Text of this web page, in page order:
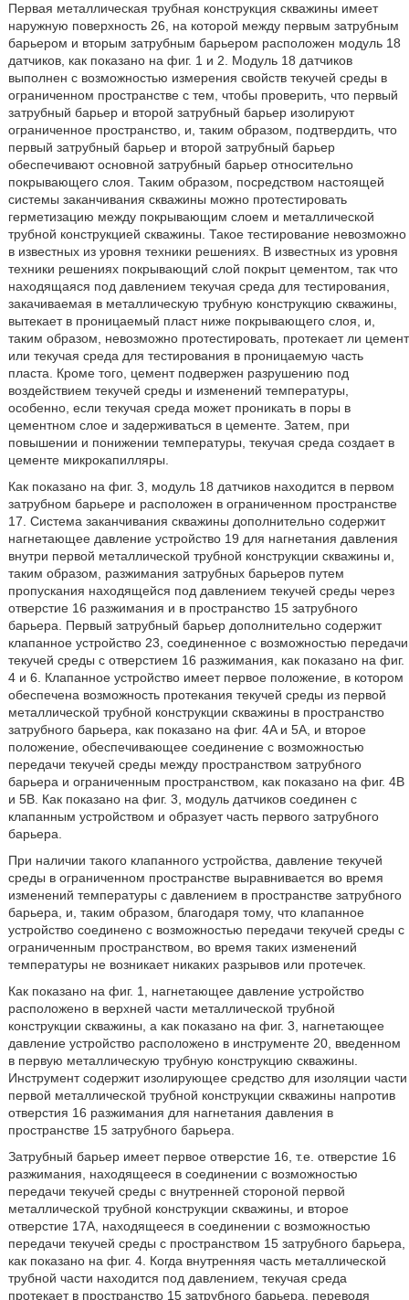
Первая металлическая трубная конструкция скважины имеет
наружную поверхность 26, на которой между первым затрубным
барьером и вторым затрубным барьером расположен модуль 18
датчиков, как показано на фиг. 1 и 2. Модуль 18 датчиков
выполнен с возможностью измерения свойств текучей среды в
ограниченном пространстве с тем, чтобы проверить, что первый
затрубный барьер и второй затрубный барьер изолируют
ограниченное пространство, и, таким образом, подтвердить, что
первый затрубный барьер и второй затрубный барьер
обеспечивают основной затрубный барьер относительно
покрывающего слоя. Таким образом, посредством настоящей
системы заканчивания скважины можно протестировать
герметизацию между покрывающим слоем и металлической
трубной конструкцией скважины. Такое тестирование невозможно
в известных из уровня техники решениях. В известных из уровня
техники решениях покрывающий слой покрыт цементом, так что
находящаяся под давлением текучая среда для тестирования,
закачиваемая в металлическую трубную конструкцию скважины,
вытекает в проницаемый пласт ниже покрывающего слоя, и,
таким образом, невозможно протестировать, протекает ли цемент
или текучая среда для тестирования в проницаемую часть
пласта. Кроме того, цемент подвержен разрушению под
воздействием текучей среды и изменений температуры,
особенно, если текучая среда может проникать в поры в
цементном слое и задерживаться в цементе. Затем, при
повышении и понижении температуры, текучая среда создает в
цементе микрокапилляры.
Как показано на фиг. 3, модуль 18 датчиков находится в первом
затрубном барьере и расположен в ограниченном пространстве
17. Система заканчивания скважины дополнительно содержит
нагнетающее давление устройство 19 для нагнетания давления
внутри первой металлической трубной конструкции скважины и,
таким образом, разжимания затрубных барьеров путем
пропускания находящейся под давлением текучей среды через
отверстие 16 разжимания и в пространство 15 затрубного
барьера. Первый затрубный барьер дополнительно содержит
клапанное устройство 23, соединенное с возможностью передачи
текучей среды с отверстием 16 разжимания, как показано на фиг.
4 и 6. Клапанное устройство имеет первое положение, в котором
обеспечена возможность протекания текучей среды из первой
металлической трубной конструкции скважины в пространство
затрубного барьера, как показано на фиг. 4A и 5A, и второе
положение, обеспечивающее соединение с возможностью
передачи текучей среды между пространством затрубного
барьера и ограниченным пространством, как показано на фиг. 4B
и 5B. Как показано на фиг. 3, модуль датчиков соединен с
клапанным устройством и образует часть первого затрубного
барьера.
При наличии такого клапанного устройства, давление текучей
среды в ограниченном пространстве выравнивается во время
изменений температуры с давлением в пространстве затрубного
барьера, и, таким образом, благодаря тому, что клапанное
устройство соединено с возможностью передачи текучей среды с
ограниченным пространством, во время таких изменений
температуры не возникает никаких разрывов или протечек.
Как показано на фиг. 1, нагнетающее давление устройство
расположено в верхней части металлической трубной
конструкции скважины, а как показано на фиг. 3, нагнетающее
давление устройство расположено в инструменте 20, введенном
в первую металлическую трубную конструкцию скважины.
Инструмент содержит изолирующее средство для изоляции части
первой металлической трубной конструкции скважины напротив
отверстия 16 разжимания для нагнетания давления в
пространстве 15 затрубного барьера.
Затрубный барьер имеет первое отверстие 16, т.е. отверстие 16
разжимания, находящееся в соединении с возможностью
передачи текучей среды с внутренней стороной первой
металлической трубной конструкции скважины, и второе
отверстие 17A, находящееся в соединении с возможностью
передачи текучей среды с пространством 15 затрубного барьера,
как показано на фиг. 4. Когда внутренняя часть металлической
трубной части находится под давлением, текучая среда
протекает в пространство 15 затрубного барьера, переводя